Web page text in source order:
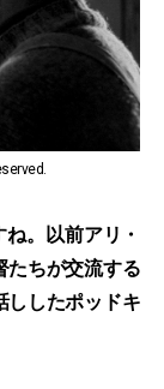
。以前アリ・
たちが交流する
ししたポッドキ